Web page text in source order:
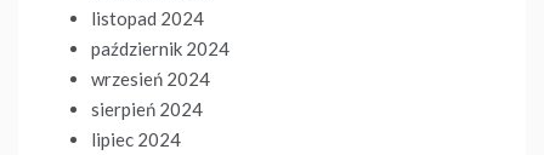
listopad 2024
październik 2024
wrzesień 2024
sierpień 2024
lipiec 2024